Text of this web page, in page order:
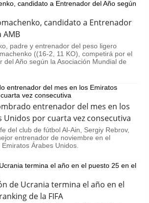
candidato a Entrenador
AMB
padre y entrenador del peso ligero
((16-2, 11 KO), competirá por el
del Año según la Asociación Mundial de
entrenador del mes en los
Unidos por cuarta vez consecutiva
del club de fútbol Al-Ain, Sergiy Rebrov,
entrenador de noviembre en el
Árabes Unidos.
de Ucrania termina el año en el
de la FIFA